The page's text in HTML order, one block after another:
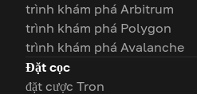
trình khám phá Arbitrum
trình khám phá Polygon
trình khám phá Avalanche
Đặt cọc
đặt cược Tron